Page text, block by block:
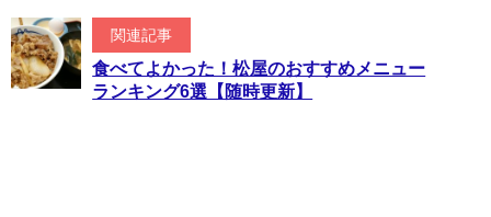
関連記事
食べてよかった！松屋のおすすめメニュー
ランキング6選【随時更新】